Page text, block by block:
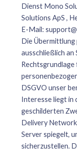
Dienst Mono
Solutions ApS ,
E-Mail:
Die
ausschließlich an
DSGVO unser
Interesse liegt in
geschilderten
Delivery
Server spiegelt,
sicherzustellen.